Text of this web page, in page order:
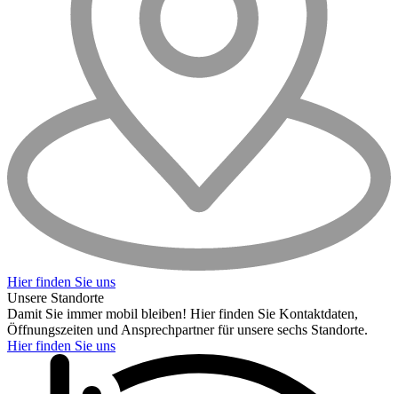
Hier finden Sie uns
Unsere Standorte
Damit Sie immer mobil bleiben! Hier finden Sie Kontaktdaten,
Öffnungszeiten und Ansprechpartner für unsere sechs Standorte.
Hier finden Sie uns